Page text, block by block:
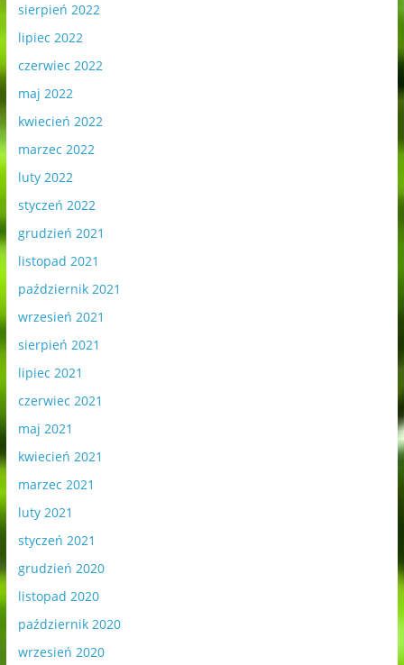
sierpień 2022
lipiec 2022
czerwiec 2022
maj 2022
kwiecień 2022
marzec 2022
luty 2022
styczeń 2022
grudzień 2021
listopad 2021
październik 2021
wrzesień 2021
sierpień 2021
lipiec 2021
czerwiec 2021
maj 2021
kwiecień 2021
marzec 2021
luty 2021
styczeń 2021
grudzień 2020
listopad 2020
październik 2020
wrzesień 2020